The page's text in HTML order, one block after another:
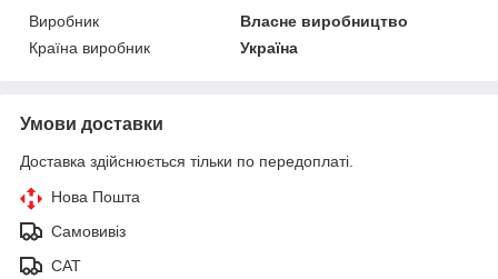
Виробник
Власне виробництво
Країна виробник
Україна
Умови доставки
Доставка здійснюється тільки по передоплаті.
Нова Пошта
Самовивіз
САТ